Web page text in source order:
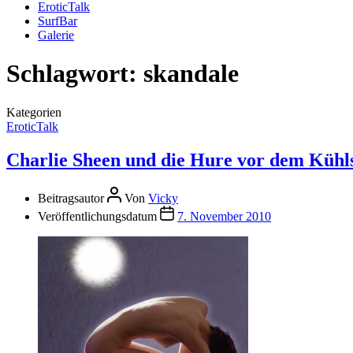
EroticTalk
SurfBar
Galerie
Schlagwort: skandale
Kategorien
EroticTalk
Charlie Sheen und die Hure vor dem
Beitragsautor Von Vicky
Veröffentlichungsdatum
7. November 2010